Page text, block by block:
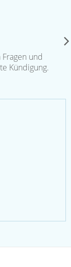
und
Kündigung.